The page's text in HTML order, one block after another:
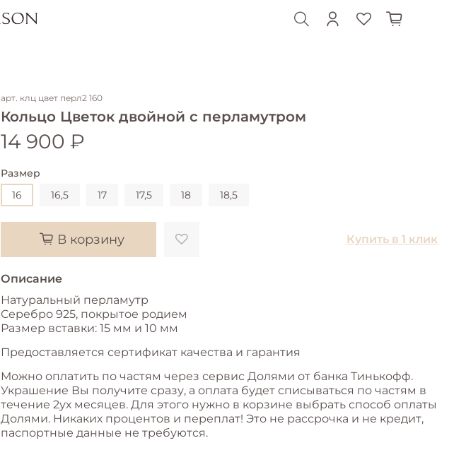
арт. клц цвет перл2 160
Кольцо Цветок двойной с перламутром
14 900 ₽
Размер
16
16,5 17 17,5 18 18,5
В корзину Купить в 1 клик
Описание
Натуральный перламутр
Серебро 925, покрытое родием
Размер вставки: 15 мм и 10 мм
Предоставляется сертификат качества и гарантия
Можно оплатить по частям через сервис Долями от банка Тинькофф.
Украшение Вы получите сразу, а оплата будет списываться по частям в
течение 2ух месяцев. Для этого нужно в корзине выбрать способ оплаты
Долями. Никаких процентов и переплат! Это не рассрочка и не кредит,
паспортные данные не требуются.